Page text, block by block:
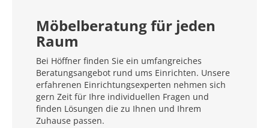
Möbelberatung für jeden
Raum
Bei Höffner finden Sie ein umfangreiches
Beratungsangebot rund ums Einrichten. Unsere
erfahrenen Einrichtungsexperten nehmen sich
gern Zeit für Ihre individuellen Fragen und
finden Lösungen die zu Ihnen und Ihrem
Zuhause passen.